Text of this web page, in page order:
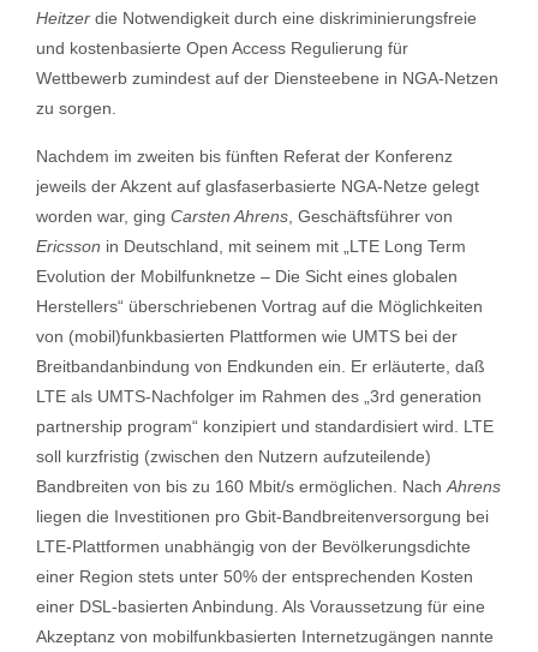
Heitzer die Notwendigkeit durch eine diskriminierungsfreie
und kostenbasierte Open Access Regulierung für
Wettbewerb zumindest auf der Diensteebene in NGA-Netzen
zu sorgen.
Nachdem im zweiten bis fünften Referat der Konferenz
jeweils der Akzent auf glasfaserbasierte NGA-Netze gelegt
worden war, ging Carsten Ahrens , Geschäftsführer von
Ericsson in Deutschland, mit seinem mit „LTE Long Term
Evolution der Mobilfunknetze – Die Sicht eines globalen
Herstellers“ überschriebenen Vortrag auf die Möglichkeiten
von (mobil)funkbasierten Plattformen wie UMTS bei der
Breitbandanbindung von Endkunden ein. Er erläuterte, daß
LTE als UMTS-Nachfolger im Rahmen des „3rd generation
partnership program“ konzipiert und standardisiert wird. LTE
soll kurzfristig (zwischen den Nutzern aufzuteilende)
Bandbreiten von bis zu 160 Mbit/s ermöglichen. Nach Ahrens
liegen die Investitionen pro Gbit-Bandbreitenversorgung bei
LTE-Plattformen unabhängig von der Bevölkerungsdichte
einer Region stets unter 50% der entsprechenden Kosten
einer DSL-basierten Anbindung. Als Voraussetzung für eine
Akzeptanz von mobilfunkbasierten Internetzugängen nannte